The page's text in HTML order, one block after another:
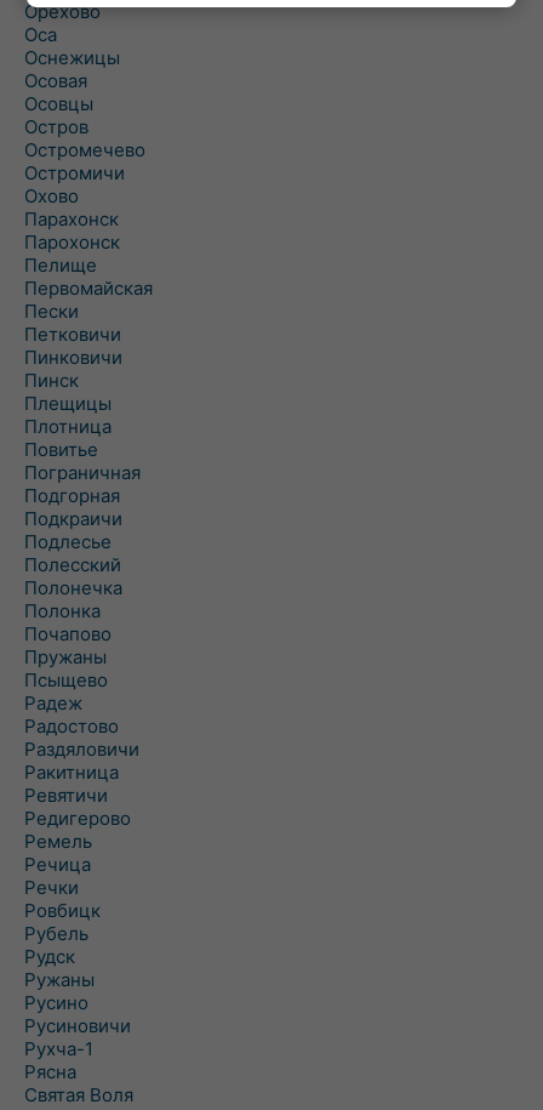
Орехово
Оса
Оснежицы
Осовая
Осовцы
Остров
Остромечево
Остромичи
Охово
Парахонск
Парохонск
Пелище
Первомайская
Пески
Петковичи
Пинковичи
Пинск
Плещицы
Плотница
Повитье
Пограничная
Подгорная
Подкраичи
Подлесье
Полесский
Полонечка
Полонка
Почапово
Пружаны
Псыщево
Радеж
Радостово
Раздяловичи
Ракитница
Ревятичи
Редигерово
Ремель
Речица
Речки
Ровбицк
Рубель
Рудск
Ружаны
Русино
Русиновичи
Рухча-1
Рясна
Святая Воля